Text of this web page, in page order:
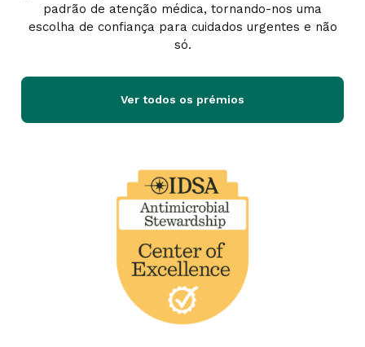
padrão de atenção médica, tornando-nos uma
escolha de confiança para cuidados urgentes e não
só.
Ver todos os prémios